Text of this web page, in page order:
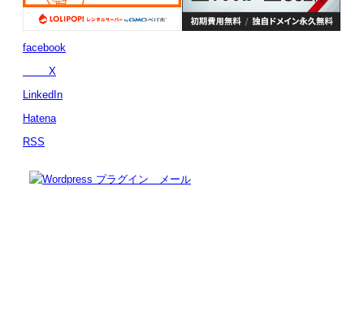
facebook
X
LinkedIn
Hatena
RSS